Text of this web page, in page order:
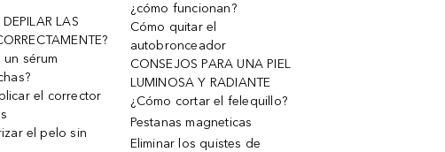
LAS
un sérum
el corrector
el pelo sin
¿cómo funcionan?
Cómo quitar el
autobronceador
CONSEJOS PARA UNA PIEL
LUMINOSA Y RADIANTE
¿Cómo cortar el felequillo?
Pestanas magneticas
Eliminar los quistes de